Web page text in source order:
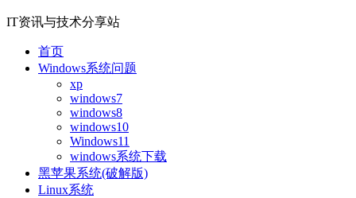
IT资讯与技术分享站
首页
Windows系统问题
xp
windows7
windows8
windows10
Windows11
windows系统下载
黑苹果系统(破解版)
Linux系统